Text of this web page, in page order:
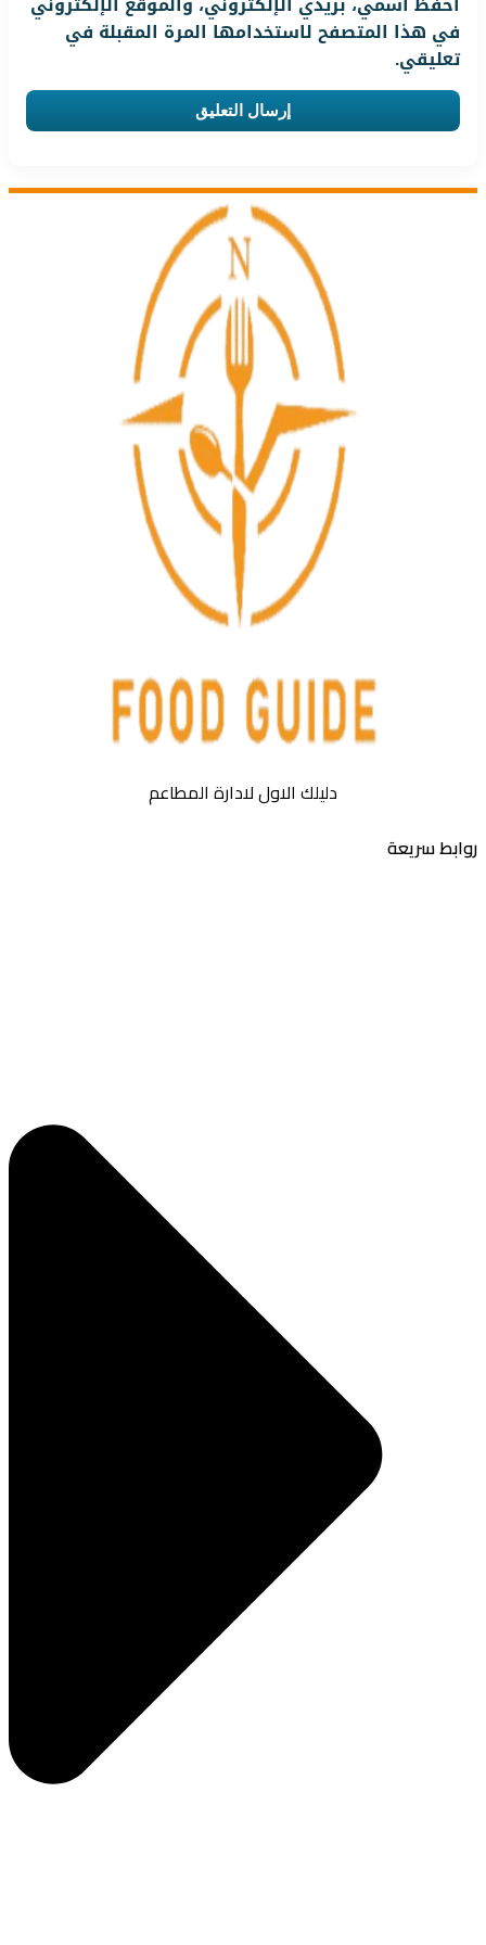
في هذا المتصفح لاستخدامها المرة المقبلة في
تعليقي.
دليلك الاول لادارة المطاعم
سريعة